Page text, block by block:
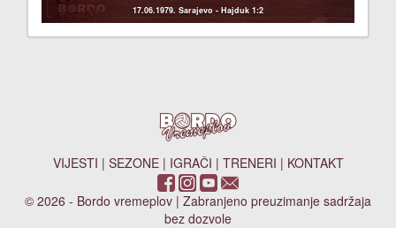
17.06.1979. Sarajevo - Hajduk 1:2
VIJESTI | SEZONE| IGRAČI | TRENERI | KONTAKT
© 2026 - Bordo vremeplov | Zabranjeno preuzimanje sadržaja
bez dozvole